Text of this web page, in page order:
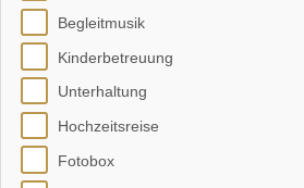
Begleitmusik
Kinderbetreuung
Unterhaltung
Hochzeitsreise
Fotobox